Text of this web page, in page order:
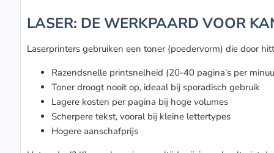
LASER: DE WERKPAARD VOOR
Laserprinters gebruiken een toner (poedervorm) die door
Razendsnelle printsnelheid (20-40 pagina’s per
Toner droogt nooit op, ideaal bij sporadisch gebruik
Lagere kosten per pagina bij hoge volumes
Scherpere tekst, vooral bij kleine lettertypes
Hogere aanschafprijs